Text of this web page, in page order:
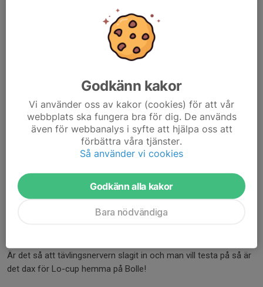
Är det så att tävlingsnervern slagit in och man vill testa på så är
det dax för Lo-cup hemma på Bolle!
Godkänn kakor
Vi använder oss av kakor (cookies) för att vår
webbplats ska fungera bra för dig. De används
även för webbanalys i syfte att hjälpa oss att
förbättra våra tjänster.
Så använder vi cookies
Godkänn alla kakor
Bara nödvändiga